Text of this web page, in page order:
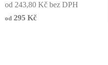
od 243,80 Kč bez DPH
od 295 Kč